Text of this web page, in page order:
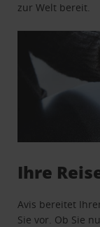
zur Welt bereit.
Ihre
Avis bereitet
Sie vor. Ob Sie